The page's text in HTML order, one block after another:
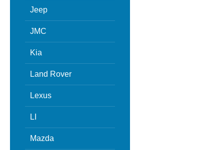
Jeep
JMC
Kia
Land Rover
Lexus
LI
Mazda